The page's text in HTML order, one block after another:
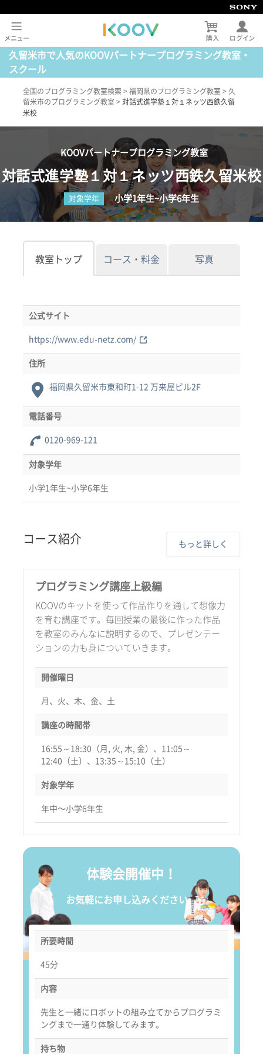
久留米市で人気のKOOVパートナープログラミング教室・
スクール
全国のプログラミング教室検索 > 福岡県のプログラミング教室 > 久
留米市のプログラミング教室 > 対話式進学塾１対１ネッツ西鉄久留
米校
KOOVパートナープログラミング教室
対話式進学塾１対１ネッツ西鉄久留米校
対象学年 小学1年生~小学6年生
教室トップ コース・料金 写真
公式サイト
https://www.edu-netz.com/
住所
福岡県久留米市東和町1-12 万来屋ビル2F
電話番号
0120-969-121
対象学年
小学1年生~小学6年生
コース紹介 もっと詳しく
プログラミング講座上級編
KOOVのキットを使って作品作りを通して想像力
を育む講座です。毎回授業の最後に作った作品
を教室のみんなに説明するので、プレゼンテー
ションの力も身についていきます。
開催曜日
月、火、木、金、土
講座の時間帯
16:55～18:30（月, 火, 木, 金）、11:05～
12:40（土）、13:35～15:10（土）
対象学年
年中〜小学6年生
体験会開催中！
お気軽にお申し込みください。
所要時間
45分
内容
先生と一緒にロボットの組み立てからプログラミ
ングまで一通り体験してみます。
持ち物